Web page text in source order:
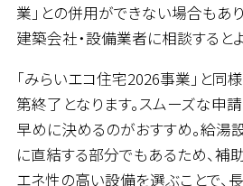
業」との併用ができない場合もあ
建築会社・設備業者に相談するとよ
「みらいエコ住宅2026事業」と同
第終了となります。スムーズな申
早めに決めるのがおすすめ。給湯
に直結する部分でもあるため、補
エネ性の高い設備を選ぶことで、